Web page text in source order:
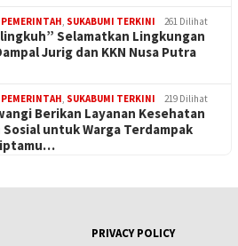
PEMERINTAH SUKABUMI TERKINI 261 Dilihat
Selamatkan Lingkungan
Jurig dan KKN Nusa Putra
PEMERINTAH SUKABUMI TERKINI 219 Dilihat
Berikan Layanan Kesehatan
untuk Warga Terdampak
PRIVACY POLICY